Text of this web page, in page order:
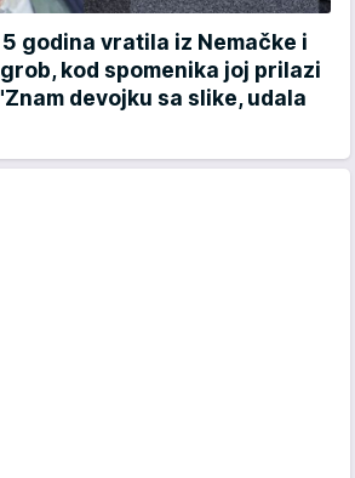
godina vratila iz Nemačke i
kod spomenika joj prilazi
devojku sa slike, udala